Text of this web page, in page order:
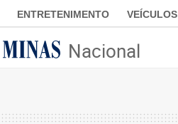
ENTRETENIMENTO VEÍCULOS
Nacional